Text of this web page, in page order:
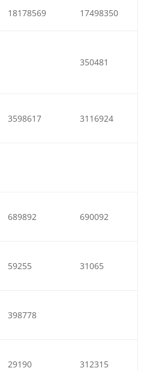
18178569 17498350
350481
3598617 3116924
689892 690092
59255 31065
398778
29190 312315